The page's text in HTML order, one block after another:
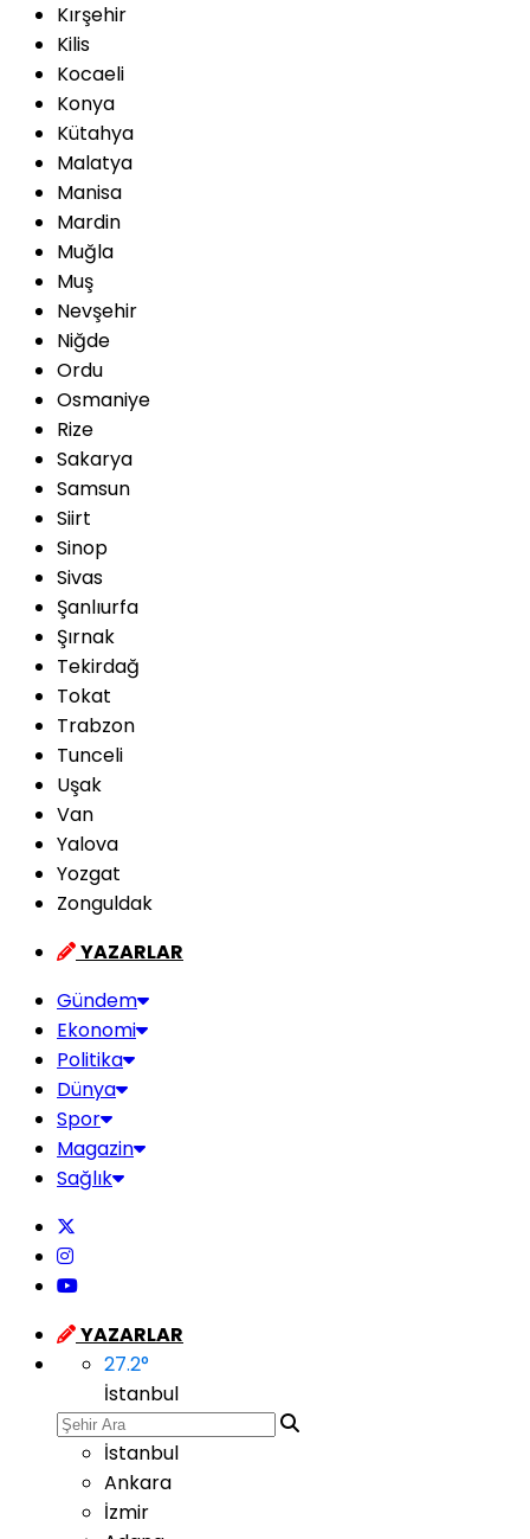
Kırşehir
Kilis
Kocaeli
Konya
Kütahya
Malatya
Manisa
Mardin
Muğla
Muş
Nevşehir
Niğde
Ordu
Osmaniye
Rize
Sakarya
Samsun
Siirt
Sinop
Sivas
Şanlıurfa
Şırnak
Tekirdağ
Tokat
Trabzon
Tunceli
Uşak
Van
Yalova
Yozgat
Zonguldak
YAZARLAR
Gündem
Ekonomi
Politika
Dünya
Spor
Magazin
Sağlık
YAZARLAR
27.2°
İstanbul
İstanbul
Ankara
İzmir